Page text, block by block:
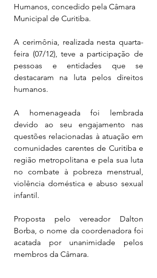
Humanos, concedido pela Câmara
Municipal de Curitiba.
A cerimônia, realizada nesta quarta-
feira (07/12), teve a participação de
pessoas e entidades que se
destacaram na luta pelos direitos
humanos.
A homenageada foi lembrada
devido ao seu engajamento nas
questões relacionadas à atuação em
comunidades carentes de Curitiba e
região metropolitana e pela sua luta
no combate à pobreza menstrual,
violência doméstica e abuso sexual
infantil.
Proposta pelo vereador Dalton
Borba, o nome da coordenadora foi
acatada por unanimidade pelos
membros da Câmara.